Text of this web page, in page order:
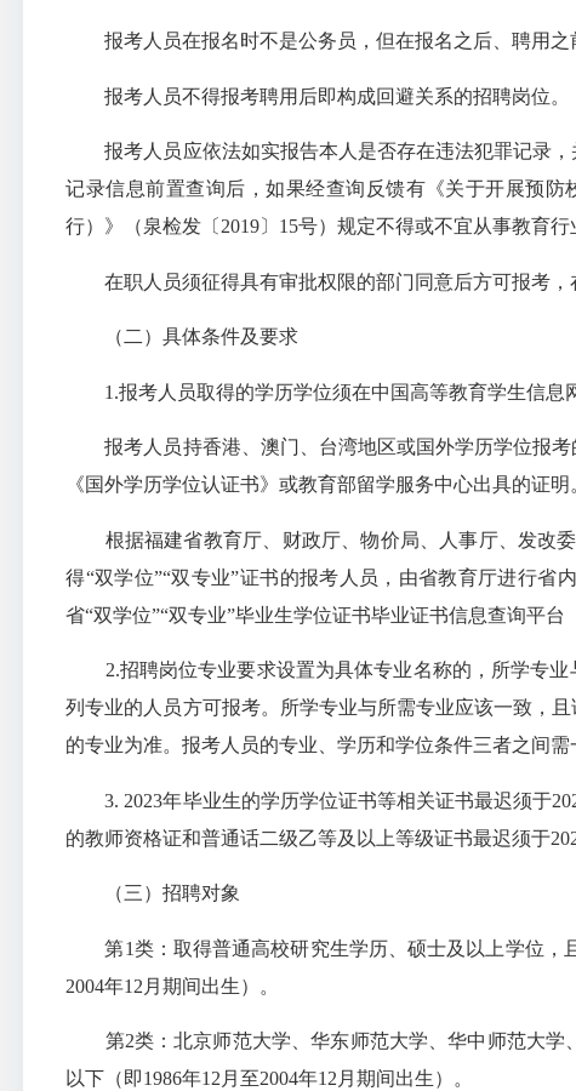
报考人员在报名时不是公务员，但在报名之后、聘用
报考人员不得报考聘用后即构成回避关系的招聘岗位。
报考人员应依法如实报告本人是否存在违法犯罪记录
记录信息前置查询后，如果经查询反馈有《关于开展预防
行）》（泉检发〔2019〕15号）规定不得或不宜从事教育
在职人员须征得具有审批权限的部门同意后方可报考
（二）具体条件及要求
1.报考人员取得的学历学位须在中国高等教育学生信息
报考人员持香港、澳门、台湾地区或国外学历学位报
《国外学历学位认证书》或教育部留学服务中心出具的证
根据福建省教育厅、财政厅、物价局、人事厅、发改
得“双学位”“双专业”证书的报考人员，由省教育厅进行省
省“双学位”“双专业”毕业生学位证书毕业证书信息查询平台
2.招聘岗位专业要求设置为具体专业名称的，所学专
列专业的人员方可报考。所学专业与所需专业应该一致 ，且
的专业为准。报考人员的专业、学历和学位条件三者之间需
3. 2023年毕业生的学历学位证书等相关证书最迟须于
的教师资格证和普通话二级乙等及以上等级证书最迟须于
（三）招聘对象
第1类：取得普通高校研究生学历、硕士及以上学位 ，且
2004年12月期间出生）。
第2类：北京师范大学、华东师范大学、华中师范大
以下（即1986年12月至2004年12月期间出生）。